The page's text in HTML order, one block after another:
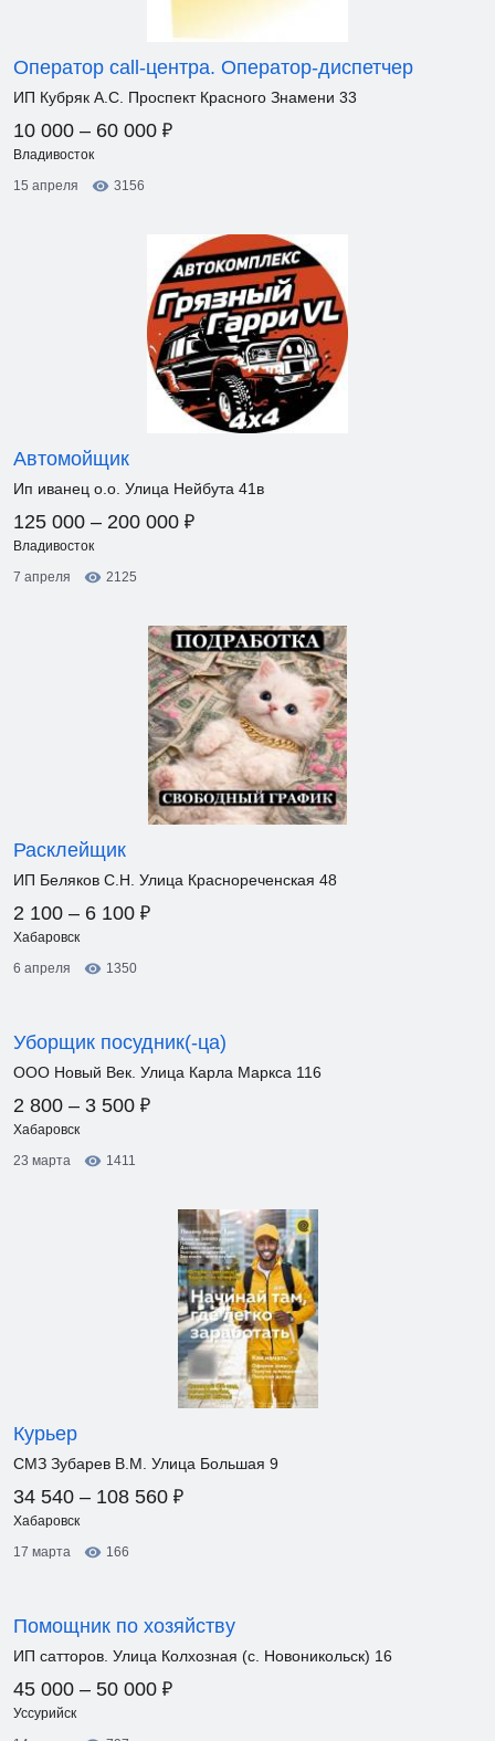
Оператор call-центра. Оператор-диспетчер
ИП Кубряк А.С. Проспект Красного Знамени 33
10 000 – 60 000 ₽
Владивосток
15 апреля
3156
Автомойщик
Ип иванец о.о. Улица Нейбута 41в
125 000 – 200 000 ₽
Владивосток
7 апреля
2125
Расклейщик
ИП Беляков С.Н. Улица Краснореченская 48
2 100 – 6 100 ₽
Хабаровск
6 апреля
1350
Уборщик посудник(-ца)
ООО Новый Век. Улица Карла Маркса 116
2 800 – 3 500 ₽
Хабаровск
23 марта
1411
Курьер
СМЗ Зубарев В.М. Улица Большая 9
34 540 – 108 560 ₽
Хабаровск
17 марта
166
Помощник по хозяйству
ИП сатторов. Улица Колхозная (с. Новоникольск) 16
45 000 – 50 000 ₽
Уссурийск